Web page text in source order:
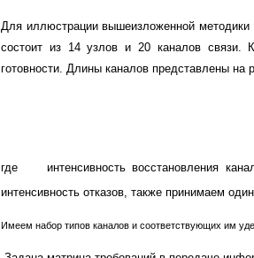
Для иллюстрации вышеизложенной методики
состоит из 14 узлов и 20 каналов связи.
готовности. Длины каналов представлены на
где интенсивность восстановления
интенсивность отказов, также принимаем
Имеем набор типов каналов и соответствующих им